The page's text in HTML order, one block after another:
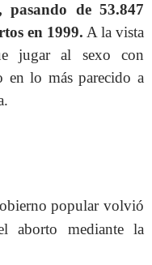
de 53.847
en 1999. A la vista
jugar al sexo con
en lo más parecido a
popular volvió
aborto mediante la